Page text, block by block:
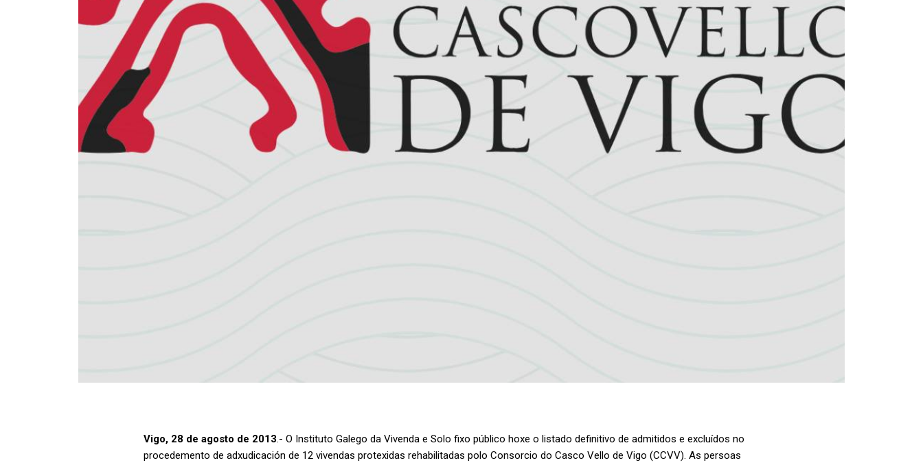
Vigo, 28 de agosto de 2013.- O Instituto Galego da Vivenda e Solo fixo público hoxe o listado definitivo de admitidos e excluídos no
procedemento de adxudicación de 12 vivendas protexidas rehabilitadas polo Consorcio do Casco Vello de Vigo (CCVV). As persoas